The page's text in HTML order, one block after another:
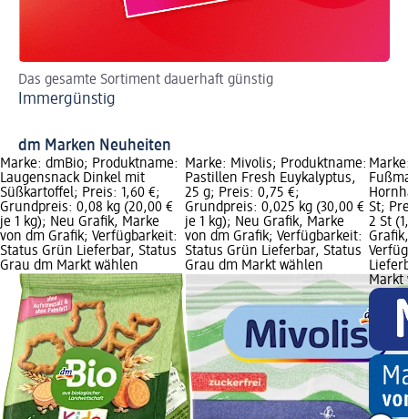
Das gesamte Sortiment dauerhaft günstig
Immergünstig
dm Marken Neuheiten
Marke: dmBio; Produktname:
Laugensnack Dinkel mit
Süßkartoffel; Preis: 1,60 €;
Grundpreis: 0,08 kg (20,00 €
je 1 kg); Neu Grafik, Marke
von dm Grafik; Verfügbarkeit:
Status Grün Lieferbar, Status
Grau dm Markt wählen
Marke: Mivolis; Produktname:
Pastillen Fresh Euykalyptus,
25 g; Preis: 0,75 €;
Grundpreis: 0,025 kg (30,00 €
je 1 kg); Neu Grafik, Marke
von dm Grafik; Verfügbarkeit:
Status Grün Lieferbar, Status
Grau dm Markt wählen
St;
2 St
Markt